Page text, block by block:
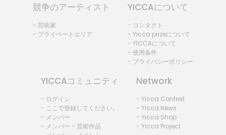
競争のアーティスト
- 芸術家
- プライベートエリア
YICCAについて
- コンタクト
- Yicca prizeについて
- YICCAについて
- 使用条件
- プライバシーポリシー
YICCAコミュニティ
- ログイン
- ここで登録してください。
- メンバー
- メンバー - 芸術作品
Network
- Yicca Contest
- Yicca News
- Yicca Shop
- Yicca Project